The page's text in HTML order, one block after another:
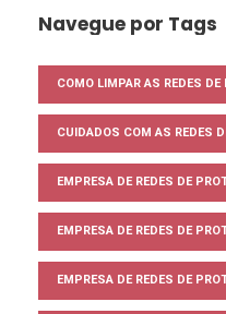
Navegue por Tags
COMO LIMPAR AS REDES DE
CUIDADOS COM AS REDES
EMPRESA DE REDES DE
EMPRESA DE REDES DE
EMPRESA DE REDES DE